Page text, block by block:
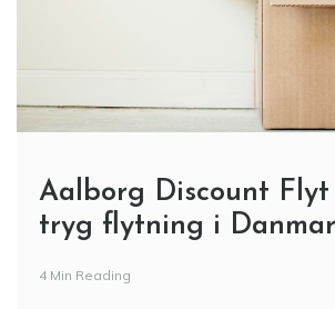
Aalborg Discount Flyt
tryg flytning i
4 Min Reading